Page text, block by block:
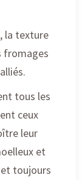
la texture
fromages
tous les
ceux
leur
et
et toujours